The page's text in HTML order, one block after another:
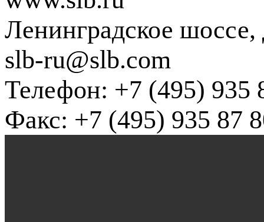
Ленинградское
slb-ru@slb.com
Телефон: +7 (495) 935
Факс: +7 (495) 935 87